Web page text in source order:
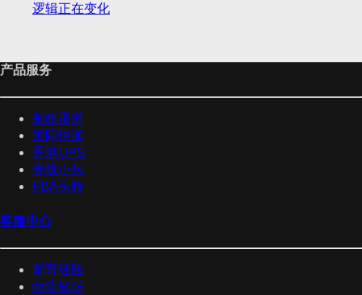
逻辑正在变化
产品服务
邮政渠道
国际快递
香港UPS
专线小包
FBA头程
客服中心
邮寄经验
物流知识